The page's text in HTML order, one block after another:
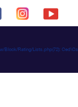
Rating/Lists.php(72):